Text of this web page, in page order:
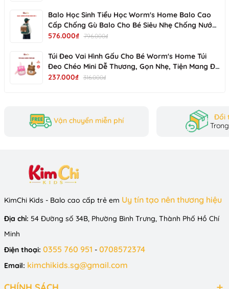
Balo Học Sinh Tiểu Học Worm's Home Balo Cao
Cấp Chống Gù Balo Cho Bé Siêu Nhẹ Chống Nước
Nhiều Ngăn - KimChi Kids - S00502
576.000₫ 796.000₫
Túi Đeo Vai Hình Gấu Cho Bé Worm's Home Túi
Đeo Chéo Mini Dễ Thương, Gọn Nhẹ, Tiện Mang Đi
Chơi R137
237.000₫ 316.000₫
Vận chuyển miễn phí
Đổi
KimChi Kids - Balo cao cấp trẻ em Uy tín tạo nên thương hiệu
Địa chỉ: 54 Đường số 34B, Phường Bình Trưng, Thành Phố Hồ Chí
Minh
Điện thoại: 0355 760 951 - 0708572374
Email: kimchikids.sg@gmail.com